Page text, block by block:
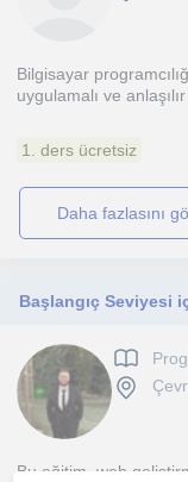
Bilgisayar
uygulamalı ve
1. ders ücretsiz
daha fazlasını
Başlangıç Seviyesi
Bu eğitim, web